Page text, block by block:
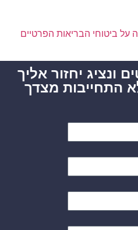
ונציג יחזור אליך
התחייבות מצדך